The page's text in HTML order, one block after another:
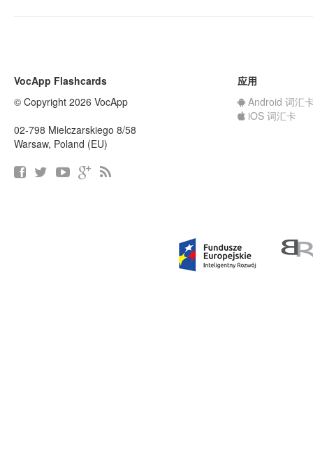
VocApp Flashcards
© Copyright 2026 VocApp
02-798 Mielczarskiego 8/58
Warsaw, Poland (EU)
应用
Android 词汇
iOS 词汇卡